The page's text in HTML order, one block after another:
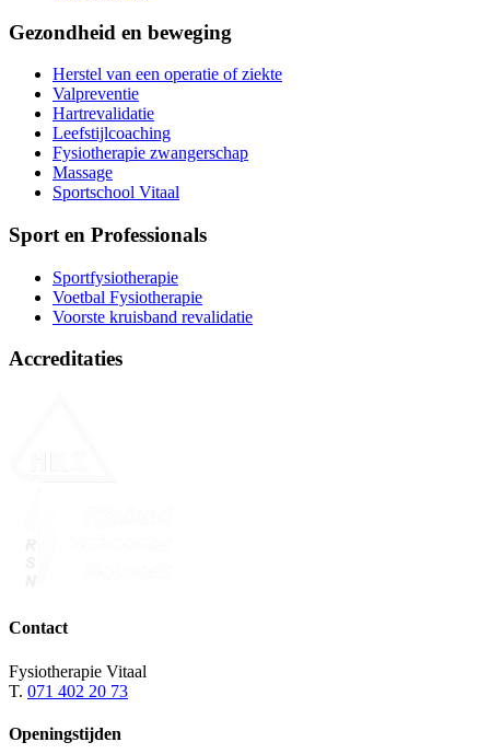
Gezondheid en beweging
Herstel van een operatie of ziekte
Valpreventie
Hartrevalidatie
Leefstijlcoaching
Fysiotherapie zwangerschap
Massage
Sportschool Vitaal
Sport en Professionals
Sportfysiotherapie
Voetbal Fysiotherapie
Voorste kruisband revalidatie
Accreditaties
Contact
Fysiotherapie Vitaal
T. 071 402 20 73
Openingstijden